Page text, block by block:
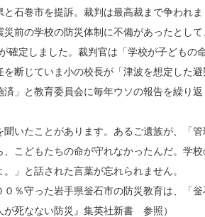
石巻市を提訴。裁判は最高裁まで争われ
前の学校の防災体制に不備があったとし
確定しました。裁判官は「学校が子どもの
断じていま小の校長が「津波を想定した
」と教育委員会に毎年ウソの報告を繰り
いたことがあります。あるご遺族が、「
こどもたちの命が守れなかったんだ。学
」と話された言葉が忘れられません。
％守った岩手県釡石市の防災教育は、「釡
死なない防災』集英社新書 参照）